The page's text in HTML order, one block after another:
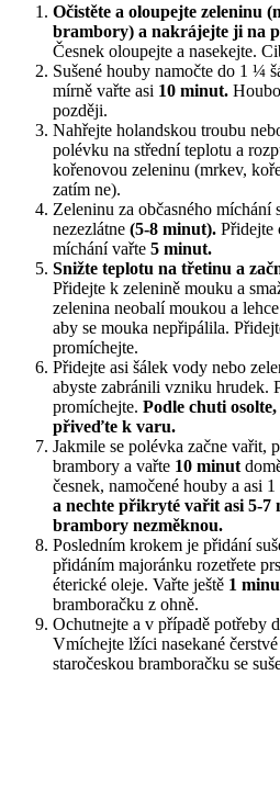
Očistěte a oloupejte zeleninu
brambory) a nakrájejte ji na
Česnek oloupejte a nasekejte.
Sušené houby namočte do 1 ¼
mírně vařte asi 10 minut.
později.
Nahřejte holandskou troubu
polévku na střední teplotu a
kořenovou zeleninu (mrkev,
zatím ne).
Zeleninu za občasného míchání
nezezlátne (5-8 minut). Přidejte
míchání vařte 5 minut.
Snižte teplotu na třetinu a
Přidejte k zelenině mouku a
zelenina neobalí moukou a
aby se mouka nepřipálila.
promíchejte.
Přidejte asi šálek vody nebo
abyste zabránili vzniku hrudek.
promíchejte. Podle chuti
přiveďte k varu.
Jakmile se polévka začne vařit,
brambory a vařte 10 minut
česnek, namočené houby a asi
a nechte přikryté vařit asi 5-7
brambory nezměknou.
Posledním krokem je přidání
přidáním majoránku rozetřete
éterické oleje. Vařte ještě 1
bramboračku z ohně.
Ochutnejte a v případě potřeby
Vmíchejte lžíci nasekané
staročeskou bramboračku se